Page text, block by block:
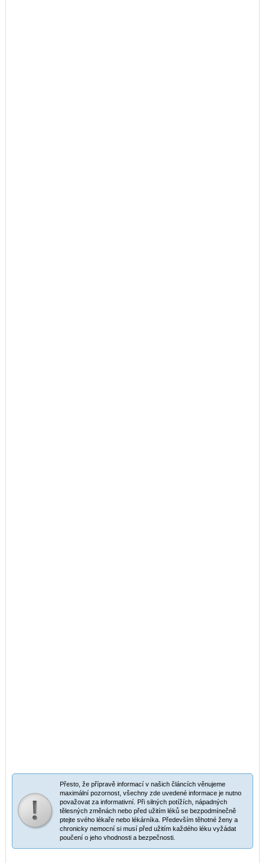
Přesto, že přípravě informací v našich článcích věnujeme
maximální pozornost, všechny zde uvedené informace je nutno
považovat za informativní. Při silných potížích, nápadných
tělesných změnách nebo před užitím léků se bezpodmínečně
ptejte svého lékaře nebo lékárníka. Především těhotné ženy a
chronicky nemocní si musí před užitím každého léku vyžádat
poučení o jeho vhodnosti a bezpečnosti.